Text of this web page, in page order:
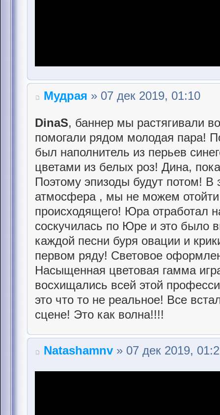
Мудрая » 07 дек 2019, 01:10
DinaS, баннер мы растягивали
помогали рядом молодая пара!
был наполнитель из перьев
цветами из белых роз! Дина,
Поэтому эпизоды будут потом! В
атмосфера , мы не можем отойти
происходящего! Юра отработал
соскучилась по Юре и это было
каждой песни буря овации и
первом ряду! Световое
Насыщенная цветовая гамма
восхищались всей этой
это что то не реальное! Все
сцене! Это как волна!!!!
Natashamnv » 07 дек 2019,